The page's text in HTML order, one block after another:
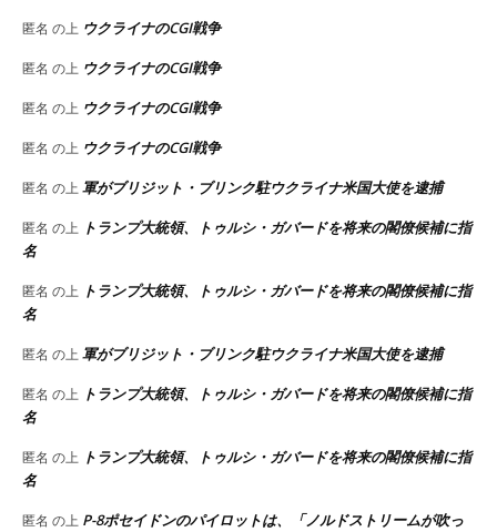
匿名 の上 ウクライナのCGI戦争
匿名 の上 ウクライナのCGI戦争
匿名 の上 ウクライナのCGI戦争
匿名 の上 ウクライナのCGI戦争
匿名 の上 軍がブリジット・ブリンク駐ウクライナ米国大使を逮捕
匿名 の上 トランプ大統領、トゥルシ・ガバードを将来の閣僚候補に指
名
匿名 の上 トランプ大統領、トゥルシ・ガバードを将来の閣僚候補に指
名
匿名 の上 軍がブリジット・ブリンク駐ウクライナ米国大使を逮捕
匿名 の上 トランプ大統領、トゥルシ・ガバードを将来の閣僚候補に指
名
匿名 の上 トランプ大統領、トゥルシ・ガバードを将来の閣僚候補に指
名
匿名 の上 P-8ポセイドンのパイロットは、「ノルドストリームが吹っ